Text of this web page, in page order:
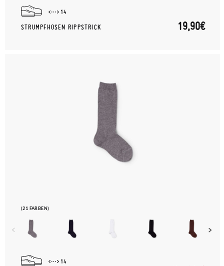
14
STRUMPFHOSEN RIPPSTRICK 19,90€
(21 FARBEN)
14